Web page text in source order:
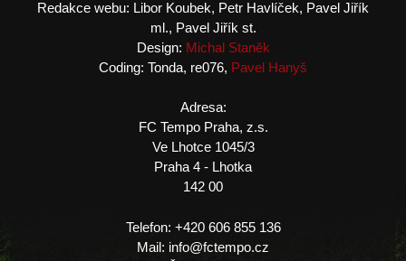
Redakce webu: Libor Koubek, Petr Havlíček, Pavel Jiřík
ml., Pavel Jiřík st.
Design: Michal Staněk
Coding: Tonda, re076, Pavel Hanyš
Adresa:
FC Tempo Praha, z.s.
Ve Lhotce 1045/3
Praha 4 - Lhotka
142 00
Telefon: +420 606 855 136
Mail: info@fctempo.cz